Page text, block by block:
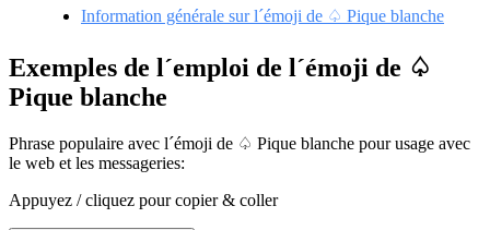
Information générale sur l´émoji de ♤ Pique blanche
Exemples de l´emploi de l´émoji de ♤
Pique blanche
Phrase populaire avec l´émoji de ♤ Pique blanche pour usage avec
le web et les messageries:
Appuyez / cliquez pour copier & coller